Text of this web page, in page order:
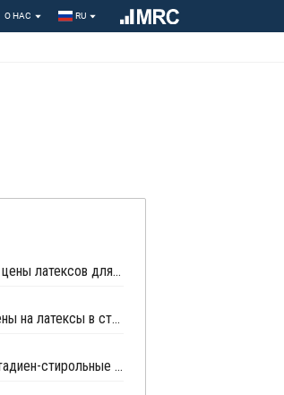
О НАС RU
Trinseo подняла октябрьские цены латексов для стран Европы, Ближнего Востока и Африки
Trinseo подняла январские цены на латексы в странах Европы, Ближнего Востока и Африки
Trinseo поднимет цены на бутадиен-стирольные латексы для Северной Америки